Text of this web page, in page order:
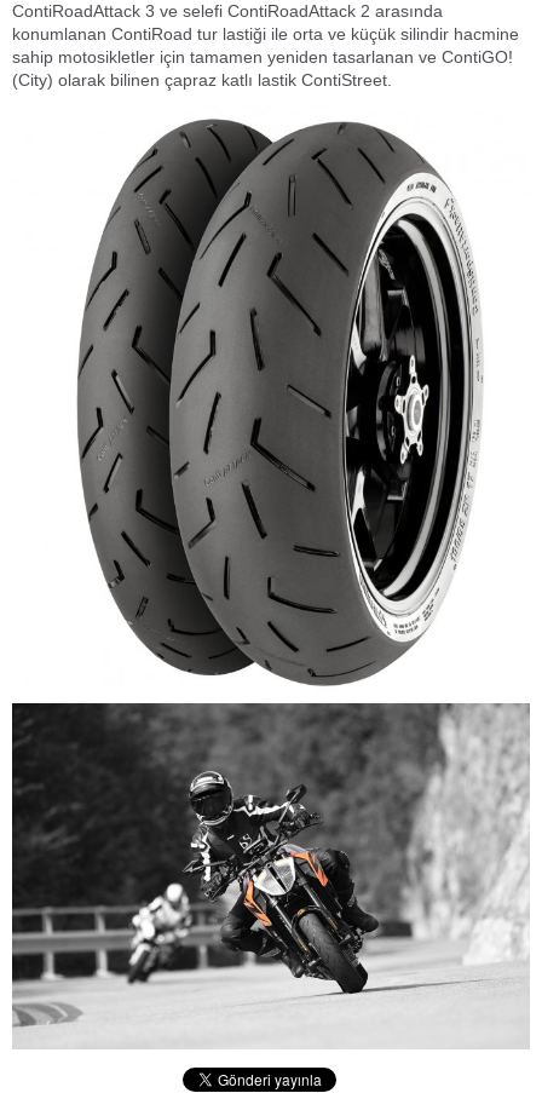
ContiRoadAttack 3 ve selefi ContiRoadAttack 2 arasında
konumlanan ContiRoad tur lastiği ile orta ve küçük silindir hacmine
sahip motosikletler için tamamen yeniden tasarlanan ve ContiGO!
(City) olarak bilinen çapraz katlı lastik ContiStreet.